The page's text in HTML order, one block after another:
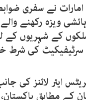
نے سفری
ویزہ رکھنے
کے شہریوں کے
کی شرط
ایئر لائنز کی
کے مطابق پاکستان،